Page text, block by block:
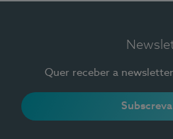
Quer receber a